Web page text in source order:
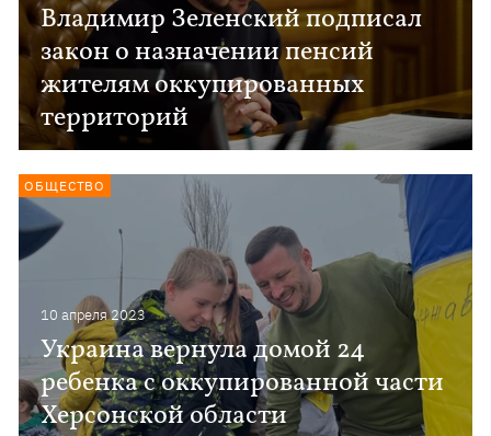
Владимир Зеленский подписал
закон о назначении пенсий
жителям оккупированных
территорий
10 апреля 2023
Украина вернула домой 24
ребенка с оккупированной части
Херсонской области
ОБЩЕСТВО